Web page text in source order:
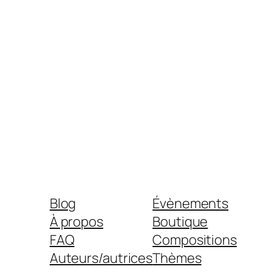
Blog
À propos
FAQ
Auteurs/autrices
Évènements
Boutique
Compositions
Thèmes